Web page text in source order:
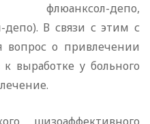
флюанксол-депо,
депо). В связи с этим с
вопрос о привлечении
выработке у больного